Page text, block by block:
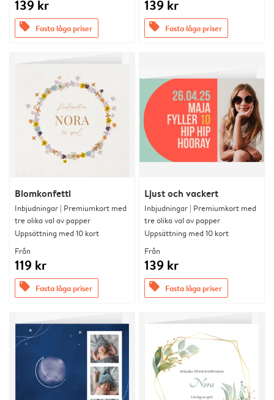
139 kr
offers Fasta låga priser
139 kr
offers Fasta låga priser
Blomkonfetti
Inbjudningar | Premiumkort med
tre olika val av papper
Uppsättning med 10 kort
Från
119 kr
offers Fasta låga priser
Ljust och vackert
Inbjudningar | Premiumkort med
tre olika val av papper
Uppsättning med 10 kort
Från
139 kr
offers Fasta låga priser